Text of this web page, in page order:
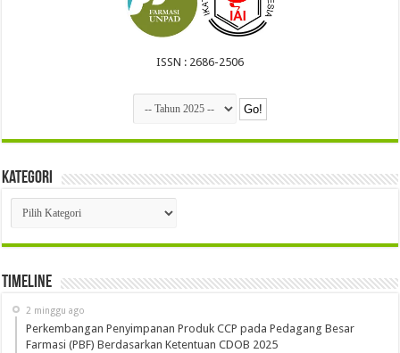
ISSN : 2686-2506
Kategori
Kategori
Timeline
2 minggu ago
Perkembangan Penyimpanan Produk CCP pada Pedagang Besar
Farmasi (PBF) Berdasarkan Ketentuan CDOB 2025